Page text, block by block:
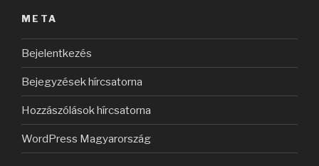
META
Bejelentkezés
Bejegyzések hírcsatorna
Hozzászólások hírcsatorna
WordPress Magyarország